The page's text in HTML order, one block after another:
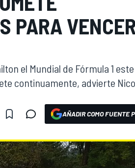
PARA
el Mundial de Fórmula 1
continuamente, advierte Nico
AÑADIR COMO FUENTE